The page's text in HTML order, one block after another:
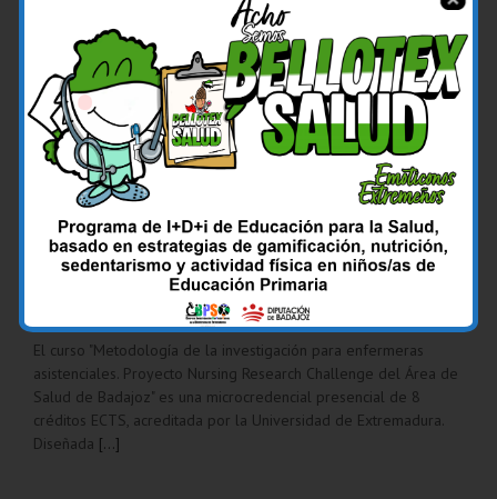
Microcredencial «Metodología de la
investigación para enfermeras asistenciales»
El curso "Metodología de la investigación para enfermeras
asistenciales. Proyecto Nursing Research Challenge del Área de
Salud de Badajoz" es una microcredencial presencial de 8
créditos ECTS, acreditada por la Universidad de Extremadura.
Diseñada [...]